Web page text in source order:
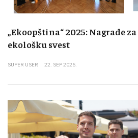
„Ekoopština“ 2025: Nagrade
ekološku svest
SUPER USER 22. SEP 2025.